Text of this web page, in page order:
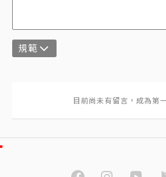
規範